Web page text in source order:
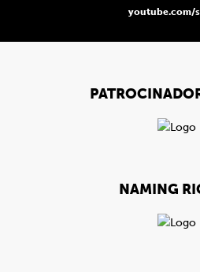
youtube.com/
NAMING